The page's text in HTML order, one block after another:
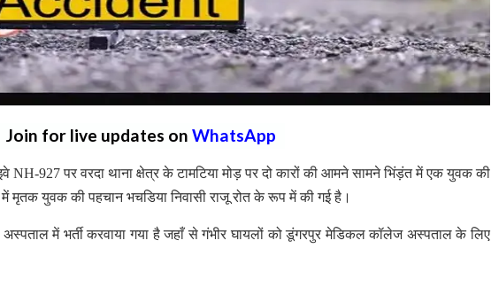
Join for live updates on WhatsApp
927 पर वरदा थाना क्षेत्र के टामटिया मोड़ पर दो कारों की आमने सामने भिंड़ंत में एक युवक की
मृतक युवक की पहचान भचडिया निवासी राजू रोत के रूप में की गई है।
में भर्ती करवाया गया है जहाँ से गंभीर घायलों को डूंगरपुर मेडिकल कॉलेज अस्पताल के लिए